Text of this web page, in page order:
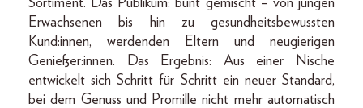
Sortiment. Das Publikum: bunt gemischt – von jungen
Erwachsenen bis hin zu gesundheitsbewussten
Kund:innen, werdenden Eltern und neugierigen
Genießer:innen. Das Ergebnis: Aus einer Nische
entwickelt sich Schritt für Schritt ein neuer Standard,
bei dem Genuss und Promille nicht mehr automatisch